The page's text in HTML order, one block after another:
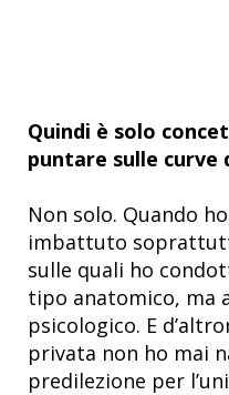
Quindi è solo
puntare sulle curve
Non solo. Quando
imbattuto
sulle quali ho
tipo anatomico, ma
psicologico. E
privata non ho mai
predilezione per